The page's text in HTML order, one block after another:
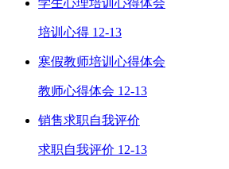
学生心理培训心得体会
培训心得 12-13
寒假教师培训心得体会
教师心得体会 12-13
销售求职自我评价
求职自我评价 12-13